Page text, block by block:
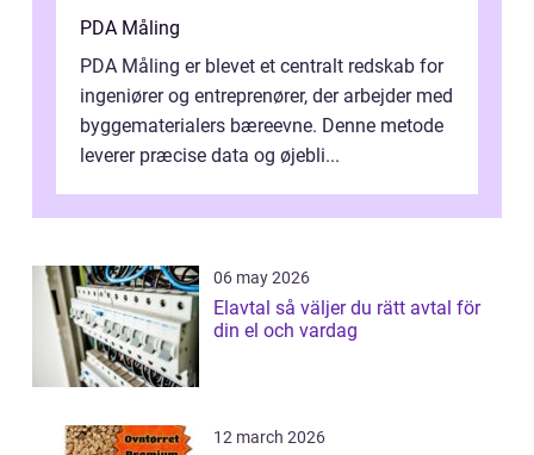
PDA Måling
PDA Måling er blevet et centralt redskab for
ingeniører og entreprenører, der arbejder med
byggematerialers bæreevne. Denne metode
leverer præcise data og øjebli...
06 may 2026
Elavtal så väljer du rätt avtal för
din el och vardag
12 march 2026